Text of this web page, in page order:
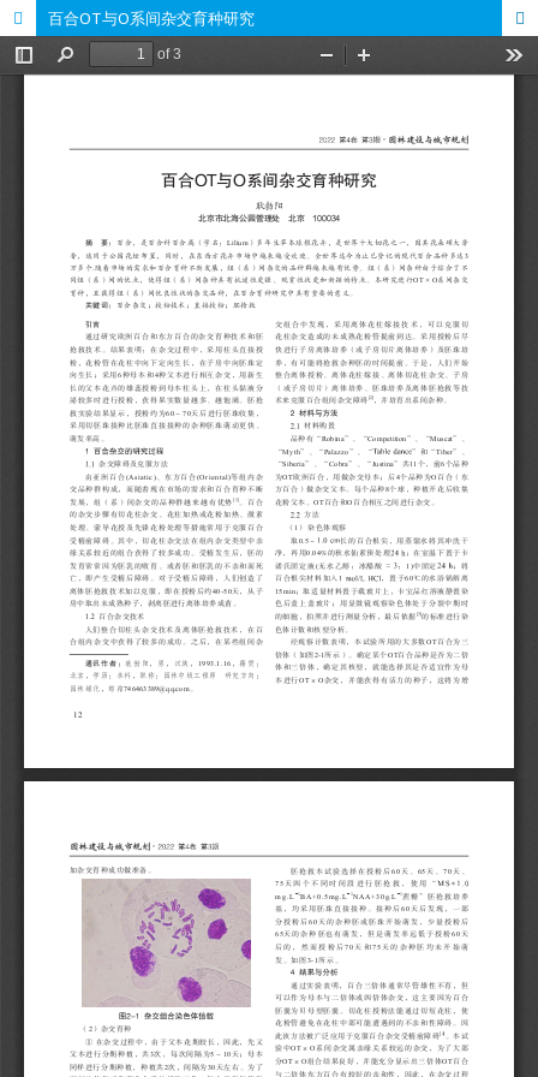
百合OT与O系间杂交育种研究